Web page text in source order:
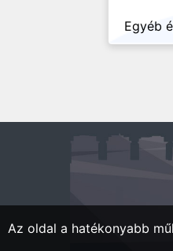
Egyéb
Az oldal a hatékonyabb